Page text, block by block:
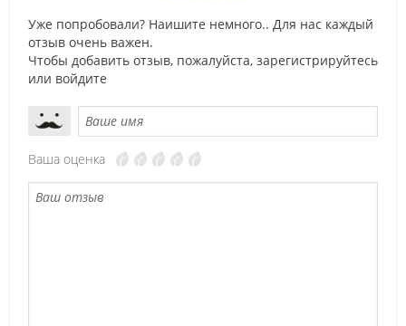
Уже попробовали? Наишите немного.. Для нас каждый
отзыв очень важен.
Чтобы добавить отзыв, пожалуйста, зарегистрируйтесь
или войдите
Ваша оценка